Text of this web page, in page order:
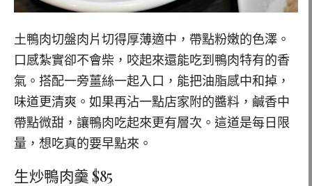
土鴨肉切盤肉片切得厚薄適中，帶點粉嫩的色澤。
口感紮實卻不會柴，咬起來還能吃到鴨肉特有的香
氣。搭配一旁薑絲一起入口，能把油脂感中和掉，
味道更清爽。如果再沾一點店家附的醬料，鹹香中
帶點微甜，讓鴨肉吃起來更有層次。這道是每日限
量，想吃真的要早點來。
生炒鴨肉羹 $85